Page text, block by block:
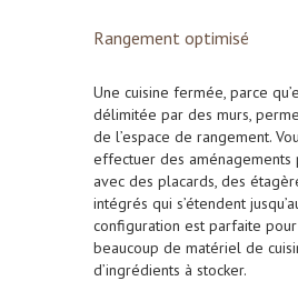
Rangement optimisé
Une cuisine fermée, parce
délimitée par des murs,
de l’espace de rangement.
effectuer des aménagements
avec des placards, des
intégrés qui s’étendent
configuration est parfaite
beaucoup de matériel de
d’ingrédients à stocker.